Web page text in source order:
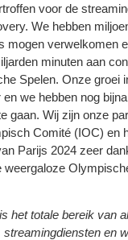
voor de
We hebben
mogen verwelkomen
minuten aan
Spelen. Onze groei
we hebben nog
gaan. Wij zijn onze
Comité (IOC) en
Parijs 2024 zeer
weergaloze
het totale bereik van
en